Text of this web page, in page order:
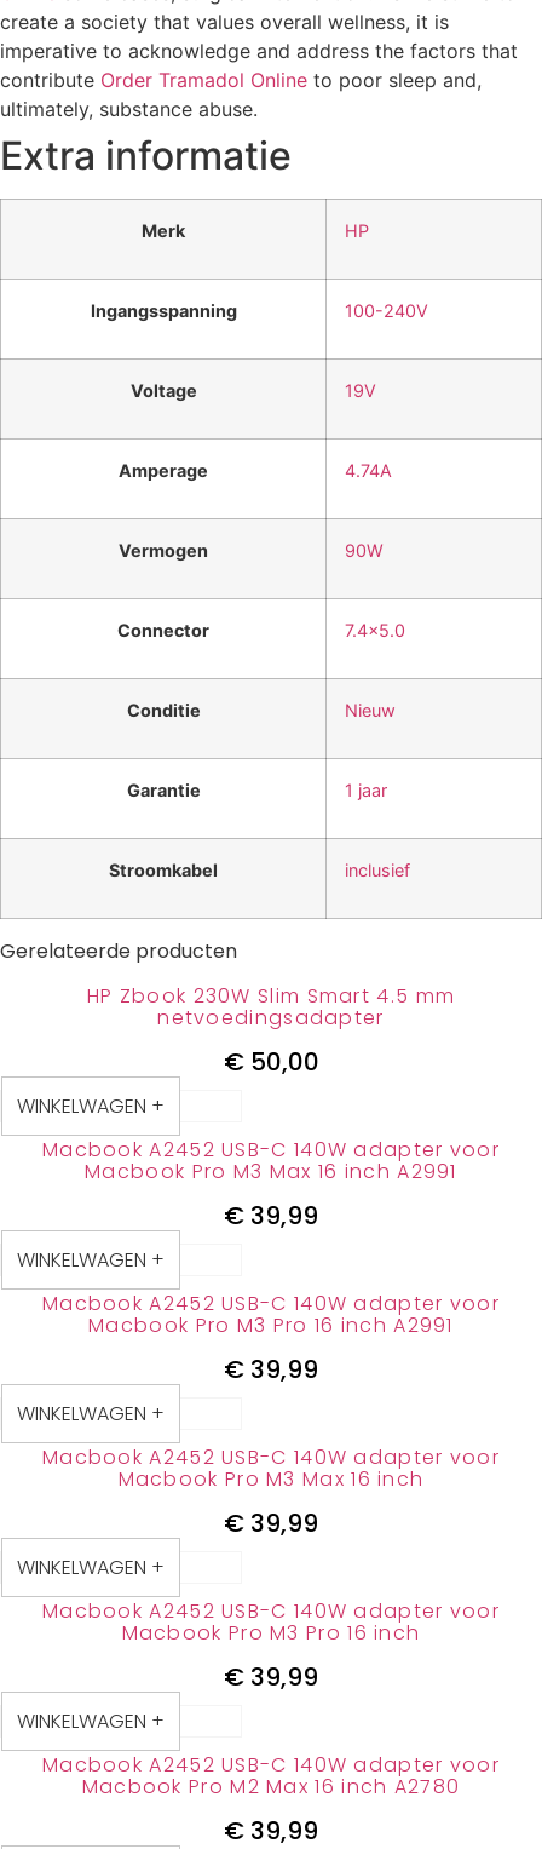
create a society that values overall wellness, it is
imperative to acknowledge and address the factors that
contribute Order Tramadol Online to poor sleep and,
ultimately, substance abuse.
Extra informatie
Merk HP
Ingangsspanning 100-240V
Voltage 19V
Amperage 4.74A
Vermogen 90W
Connector 7.4×5.0
Conditie Nieuw
Garantie 1 jaar
Stroomkabel inclusief
Gerelateerde producten
HP Zbook 230W Slim Smart 4.5 mm
netvoedingsadapter
€50,00
WINKELWAGEN +
Macbook A2452 USB-C 140W adapter voor
Macbook Pro M3 Max 16 inch A2991
€ 39,99
WINKELWAGEN +
Macbook A2452 USB-C 140W adapter voor
Macbook Pro M3 Pro 16 inch A2991
€ 39,99
WINKELWAGEN +
Macbook A2452 USB-C 140W adapter voor
Macbook Pro M3 Max 16 inch
€ 39,99
WINKELWAGEN +
Macbook A2452 USB-C 140W adapter voor
Macbook Pro M3 Pro 16 inch
€ 39,99
WINKELWAGEN +
Macbook A2452 USB-C 140W adapter voor
Macbook Pro M2 Max 16 inch A2780
€ 39,99